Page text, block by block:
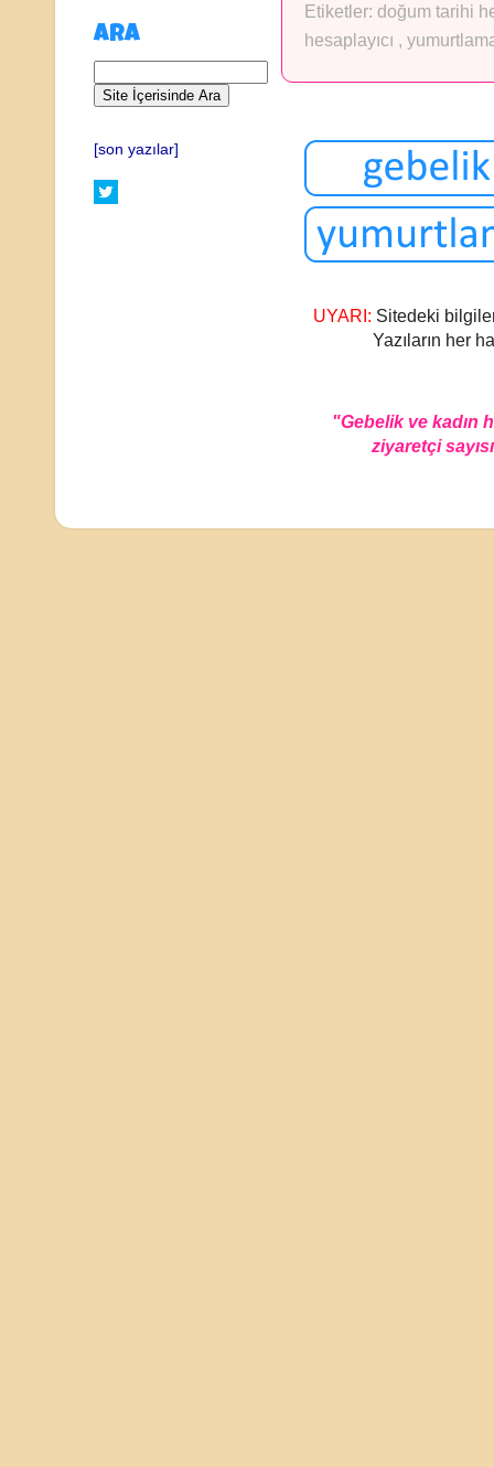
Etiketler: doğum tarihi
hesaplayıcı ,
UYARI: Sitedeki
Yazıların her
"Gebelik ve kadın
ziyaretçi
ARA
[son yazılar]